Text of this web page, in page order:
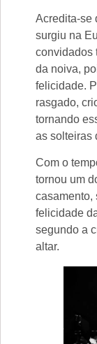
Acredita-se
surgiu na
convidados
da noiva,
felicidade.
rasgado,
tornando
as solteiras
Com o
tornou um
casamento,
felicidade
segundo a
altar.